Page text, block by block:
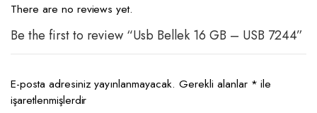
There are no reviews yet.
Be the first to review “Usb Bellek 16 GB – USB 7244”
E-posta adresiniz yayınlanmayacak. Gerekli alanlar * ile
işaretlenmişlerdir